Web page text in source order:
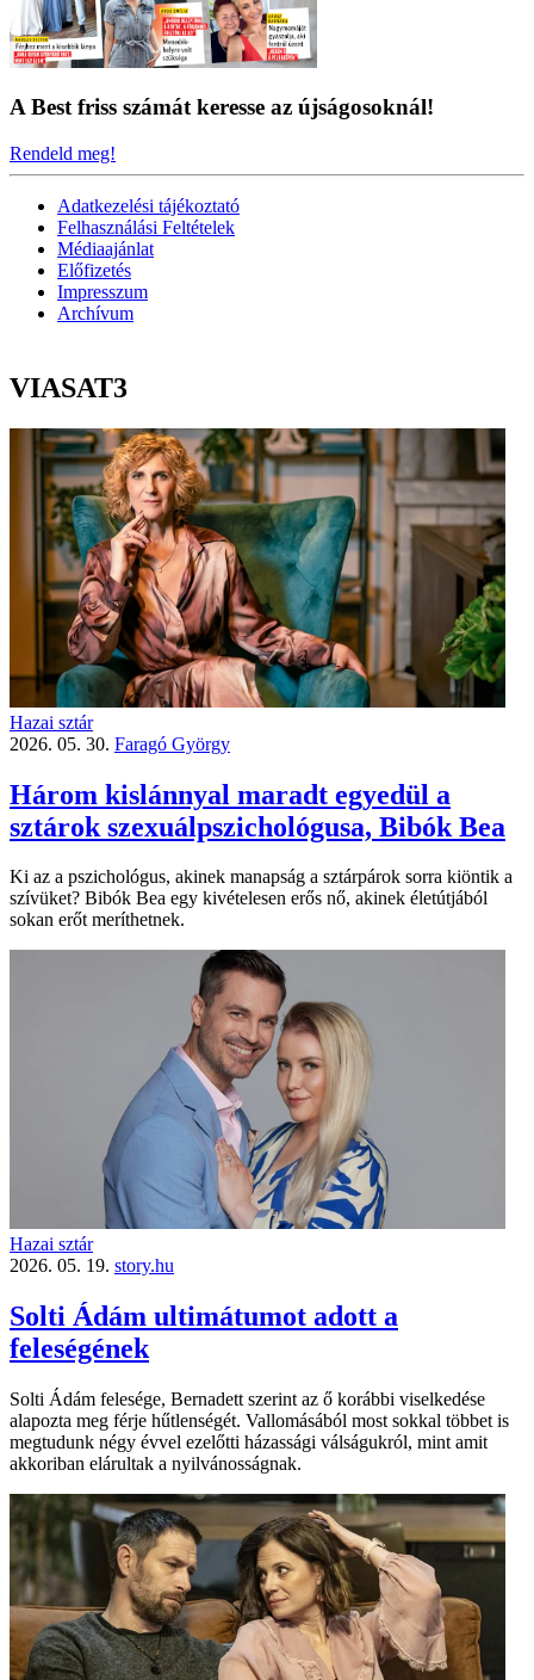
A Best friss számát keresse az újságosoknál!
Rendeld meg!
Adatkezelési tájékoztató
Felhasználási Feltételek
Médiaajánlat
Előfizetés
Impresszum
Archívum
VIASAT3
Hazai sztár
2026. 05. 30. Faragó György
Három kislánnyal maradt egyedül a
sztárok szexuálpszichológusa, Bibók Bea
Ki az a pszichológus, akinek manapság a sztárpárok sorra kiöntik a
szívüket? Bibók Bea egy kivételesen erős nő, akinek életútjából
sokan erőt meríthetnek.
Hazai sztár
2026. 05. 19. story.hu
Solti Ádám ultimátumot adott a
feleségének
Solti Ádám felesége, Bernadett szerint az ő korábbi viselkedése
alapozta meg férje hűtlenségét. Vallomásából most sokkal többet is
megtudunk négy évvel ezelőtti házassági válságukról, mint amit
akkoriban elárultak a nyilvánosságnak.